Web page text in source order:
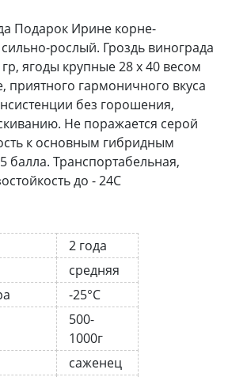
Подарок Ирине корне-
рослый. Гроздь винограда
ягоды крупные 28 х 40 весом
приятного гармоничного вкуса
без горошения,
Не поражается серой
к основным гибридным
балла. Транспортабельная,
до - 24С
2 года
средняя
-25°C
500-
1000г
саженец